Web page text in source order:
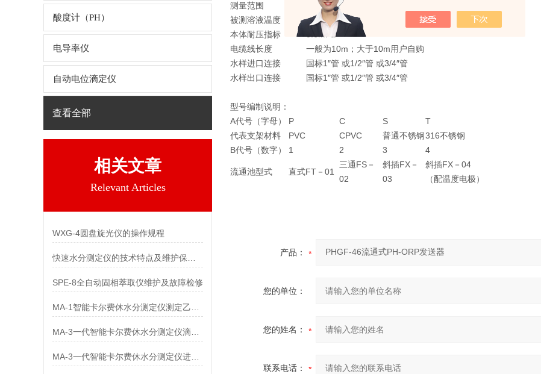
酸度计（PH）
电导率仪
自动电位滴定仪
查看全部
相关文章
Relevant Articles
WXG-4圆盘旋光仪的操作规程
SPE-8全自动固相萃取仪维护及故障检修
MA-3一代智能卡尔费休水分测定仪滴定池对准确度的影响
MA-3一代智能卡尔费休水分测定仪进样操作的注意事项
测量范围
pH：(0～14)pH， ORP：(0～±1800)mV
被测溶液温度
(0～55)℃
本体耐压指标
0.6MPa
电缆线长度
一般为10m；大于10m用户自购
水样进口连接
国标1″管 或1/2″管 或3/4″管
水样出口连接
国标1″管 或1/2″管 或3/4″管
型号编制说明：
A代号（字母）
P C S
T
代表支架材料
PVC CPVC 普通不锈钢316不锈钢
B代号（数字）
1 2 3 4
流通池型式 直式FT－01
三通FS－
02
斜插FX－
03
斜插FX－04
（配温度电极）
产品：
您的单位：
您的姓名：
联系电话：